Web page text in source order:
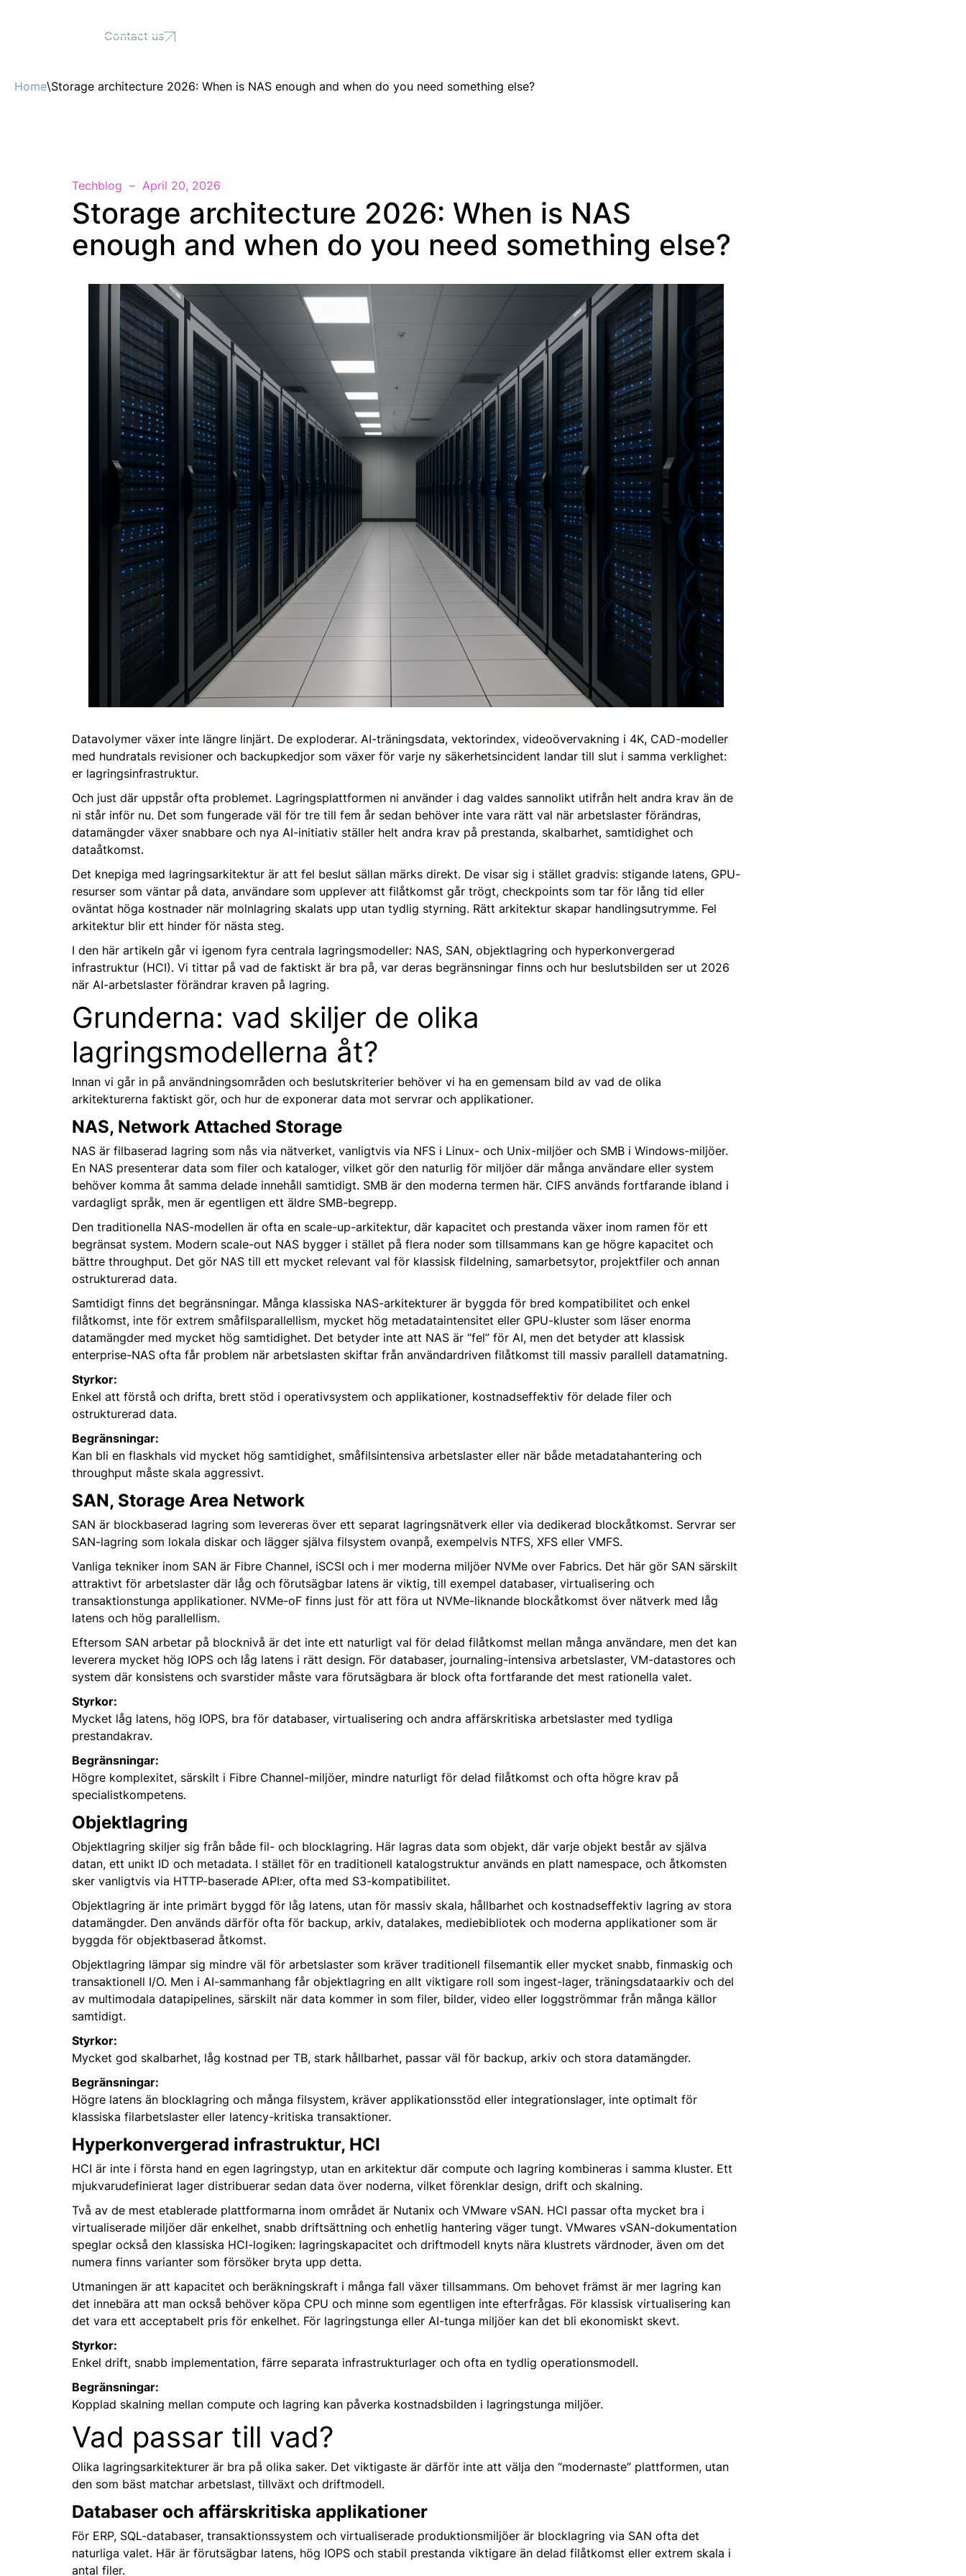
Contact us
Home\Storage architecture 2026: When is NAS enough and when do you need something else?
Techblog April 20, 2026
Storage architecture 2026: When is NAS
enough and when do you need something else?
Datavolymer växer inte längre linjärt. De exploderar. AI-träningsdata, vektorindex, videoövervakning i 4K, CAD-modeller
med hundratals revisioner och backupkedjor som växer för varje ny säkerhetsincident landar till slut i samma verklighet:
er lagringsinfrastruktur.
Och just där uppstår ofta problemet. Lagringsplattformen ni använder i dag valdes sannolikt utifrån helt andra krav än de
ni står inför nu. Det som fungerade väl för tre till fem år sedan behöver inte vara rätt val när arbetslaster förändras,
datamängder växer snabbare och nya AI-initiativ ställer helt andra krav på prestanda, skalbarhet, samtidighet och
dataåtkomst.
Det knepiga med lagringsarkitektur är att fel beslut sällan märks direkt. De visar sig i stället gradvis: stigande latens, GPU-
resurser som väntar på data, användare som upplever att filåtkomst går trögt, checkpoints som tar för lång tid eller
oväntat höga kostnader när molnlagring skalats upp utan tydlig styrning. Rätt arkitektur skapar handlingsutrymme. Fel
arkitektur blir ett hinder för nästa steg.
I den här artikeln går vi igenom fyra centrala lagringsmodeller: NAS, SAN, objektlagring och hyperkonvergerad
infrastruktur (HCI). Vi tittar på vad de faktiskt är bra på, var deras begränsningar finns och hur beslutsbilden ser ut 2026
när AI-arbetslaster förändrar kraven på lagring.
Grunderna: vad skiljer de olika
lagringsmodellerna åt?
Innan vi går in på användningsområden och beslutskriterier behöver vi ha en gemensam bild av vad de olika
arkitekturerna faktiskt gör, och hur de exponerar data mot servrar och applikationer.
NAS, Network Attached Storage
NAS är filbaserad lagring som nås via nätverket, vanligtvis via NFS i Linux- och Unix-miljöer och SMB i Windows-miljöer.
En NAS presenterar data som filer och kataloger, vilket gör den naturlig för miljöer där många användare eller system
behöver komma åt samma delade innehåll samtidigt. SMB är den moderna termen här. CIFS används fortfarande ibland i
vardagligt språk, men är egentligen ett äldre SMB-begrepp.
Den traditionella NAS-modellen är ofta en scale-up-arkitektur, där kapacitet och prestanda växer inom ramen för ett
begränsat system. Modern scale-out NAS bygger i stället på flera noder som tillsammans kan ge högre kapacitet och
bättre throughput. Det gör NAS till ett mycket relevant val för klassisk fildelning, samarbetsytor, projektfiler och annan
ostrukturerad data.
Samtidigt finns det begränsningar. Många klassiska NAS-arkitekturer är byggda för bred kompatibilitet och enkel
filåtkomst, inte för extrem småfilsparallellism, mycket hög metadataintensitet eller GPU-kluster som läser enorma
datamängder med mycket hög samtidighet. Det betyder inte att NAS är “fel” för AI, men det betyder att klassisk
enterprise-NAS ofta får problem när arbetslasten skiftar från användardriven filåtkomst till massiv parallell datamatning.
Styrkor:
Enkel att förstå och drifta, brett stöd i operativsystem och applikationer, kostnadseffektiv för delade filer och
ostrukturerad data.
Begränsningar:
Kan bli en flaskhals vid mycket hög samtidighet, småfilsintensiva arbetslaster eller när både metadatahantering och
throughput måste skala aggressivt.
SAN, Storage Area Network
SAN är blockbaserad lagring som levereras över ett separat lagringsnätverk eller via dedikerad blockåtkomst. Servrar ser
SAN-lagring som lokala diskar och lägger själva filsystem ovanpå, exempelvis NTFS, XFS eller VMFS.
Vanliga tekniker inom SAN är Fibre Channel, iSCSI och i mer moderna miljöer NVMe over Fabrics. Det här gör SAN särskilt
attraktivt för arbetslaster där låg och förutsägbar latens är viktig, till exempel databaser, virtualisering och
transaktionstunga applikationer. NVMe-oF finns just för att föra ut NVMe-liknande blockåtkomst över nätverk med låg
latens och hög parallellism.
Eftersom SAN arbetar på blocknivå är det inte ett naturligt val för delad filåtkomst mellan många användare, men det kan
leverera mycket hög IOPS och låg latens i rätt design. För databaser, journaling-intensiva arbetslaster, VM-datastores och
system där konsistens och svarstider måste vara förutsägbara är block ofta fortfarande det mest rationella valet.
Styrkor:
Mycket låg latens, hög IOPS, bra för databaser, virtualisering och andra affärskritiska arbetslaster med tydliga
prestandakrav.
Begränsningar:
Högre komplexitet, särskilt i Fibre Channel-miljöer, mindre naturligt för delad filåtkomst och ofta högre krav på
specialistkompetens.
Objektlagring
Objektlagring skiljer sig från både fil- och blocklagring. Här lagras data som objekt, där varje objekt består av själva
datan, ett unikt ID och metadata. I stället för en traditionell katalogstruktur används en platt namespace, och åtkomsten
sker vanligtvis via HTTP-baserade API:er, ofta med S3-kompatibilitet.
Objektlagring är inte primärt byggd för låg latens, utan för massiv skala, hållbarhet och kostnadseffektiv lagring av stora
datamängder. Den används därför ofta för backup, arkiv, datalakes, mediebibliotek och moderna applikationer som är
byggda för objektbaserad åtkomst.
Objektlagring lämpar sig mindre väl för arbetslaster som kräver traditionell filsemantik eller mycket snabb, finmaskig och
transaktionell I/O. Men i AI-sammanhang får objektlagring en allt viktigare roll som ingest-lager, träningsdataarkiv och del
av multimodala datapipelines, särskilt när data kommer in som filer, bilder, video eller loggströmmar från många källor
samtidigt.
Styrkor:
Mycket god skalbarhet, låg kostnad per TB, stark hållbarhet, passar väl för backup, arkiv och stora datamängder.
Begränsningar:
Högre latens än blocklagring och många filsystem, kräver applikationsstöd eller integrationslager, inte optimalt för
klassiska filarbetslaster eller latency-kritiska transaktioner.
Hyperkonvergerad infrastruktur, HCI
HCI är inte i första hand en egen lagringstyp, utan en arkitektur där compute och lagring kombineras i samma kluster. Ett
mjukvarudefinierat lager distribuerar sedan data över noderna, vilket förenklar design, drift och skalning.
Två av de mest etablerade plattformarna inom området är Nutanix och VMware vSAN. HCI passar ofta mycket bra i
virtualiserade miljöer där enkelhet, snabb driftsättning och enhetlig hantering väger tungt. VMwares vSAN-dokumentation
speglar också den klassiska HCI-logiken: lagringskapacitet och driftmodell knyts nära klustrets värdnoder, även om det
numera finns varianter som försöker bryta upp detta.
Utmaningen är att kapacitet och beräkningskraft i många fall växer tillsammans. Om behovet främst är mer lagring kan
det innebära att man också behöver köpa CPU och minne som egentligen inte efterfrågas. För klassisk virtualisering kan
det vara ett acceptabelt pris för enkelhet. För lagringstunga eller AI-tunga miljöer kan det bli ekonomiskt skevt.
Styrkor:
Enkel drift, snabb implementation, färre separata infrastrukturlager och ofta en tydlig operationsmodell.
Begränsningar:
Kopplad skalning mellan compute och lagring kan påverka kostnadsbilden i lagringstunga miljöer.
Vad passar till vad?
Olika lagringsarkitekturer är bra på olika saker. Det viktigaste är därför inte att välja den “modernaste” plattformen, utan
den som bäst matchar arbetslast, tillväxt och driftmodell.
Databaser och affärskritiska applikationer
För ERP, SQL-databaser, transaktionssystem och virtualiserade produktionsmiljöer är blocklagring via SAN ofta det
naturliga valet. Här är förutsägbar latens, hög IOPS och stabil prestanda viktigare än delad filåtkomst eller extrem skala i
antal filer.